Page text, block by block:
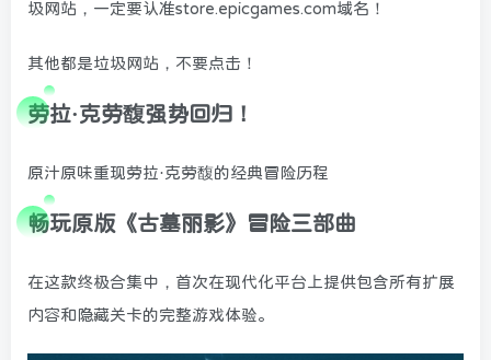
圾网站，一定要认准store.epicgames.com域名！
其他都是垃圾网站，不要点击！
劳拉·克劳馥强势回归！
原汁原味重现劳拉·克劳馥的经典冒险历程
畅玩原版《古墓丽影》冒险三部曲
在这款终极合集中，首次在现代化平台上提供包含所有扩展
内容和隐藏关卡的完整游戏体验。